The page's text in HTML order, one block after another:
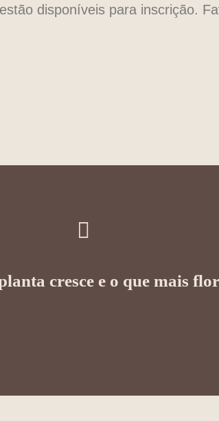
disponíveis para inscrição.
cresce e o que mais